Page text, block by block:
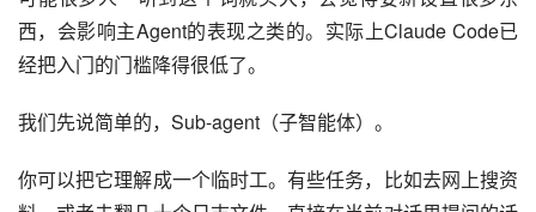
西，会影响主Agent的表现之类的。实际上Claude Code已
经把入门的门槛降得很低了。
我们先说简单的，Sub-agent（子智能体）。
你可以把它理解成一个临时工。有些任务，比如去网上搜资